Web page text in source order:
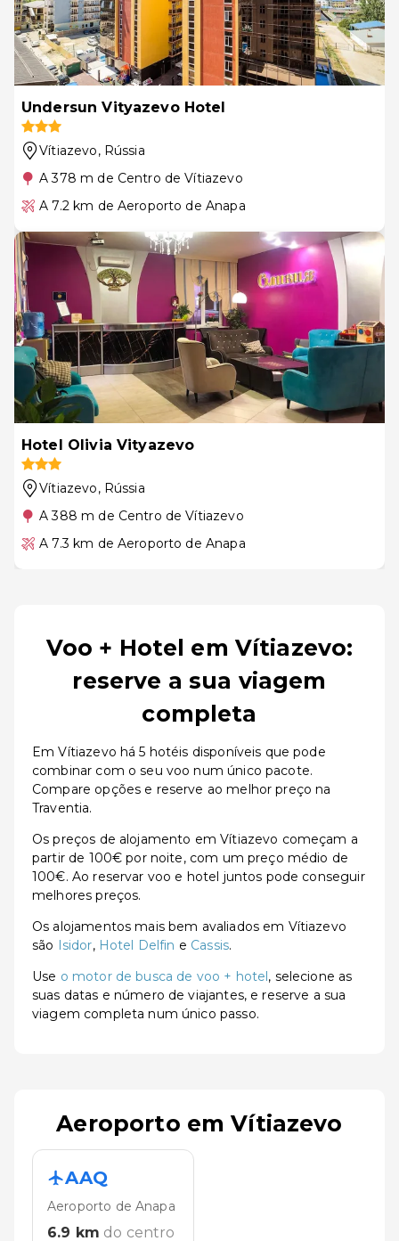
Undersun Vityazevo Hotel
Vítiazevo, Rússia
A 378 m de Centro de Vítiazevo
A 7.2 km de Aeroporto de Anapa
Hotel Olivia Vityazevo
Vítiazevo, Rússia
A 388 m de Centro de Vítiazevo
A 7.3 km de Aeroporto de Anapa
Voo + Hotel em Vítiazevo:
reserve a sua viagem
completa
Em Vítiazevo há 5 hotéis disponíveis que pode
combinar com o seu voo num único pacote.
Compare opções e reserve ao melhor preço na
Traventia.
Os preços de alojamento em Vítiazevo começam a
partir de 100€ por noite, com um preço médio de
100€. Ao reservar voo e hotel juntos pode conseguir
melhores preços.
Os alojamentos mais bem avaliados em Vítiazevo
são Isidor, Hotel Delfin e Cassis.
Use o motor de busca de voo + hotel, selecione as
suas datas e número de viajantes, e reserve a sua
viagem completa num único passo.
Aeroporto em Vítiazevo
AAQ
Aeroporto de Anapa
6.9 km do centro